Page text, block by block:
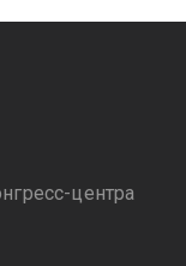
центра